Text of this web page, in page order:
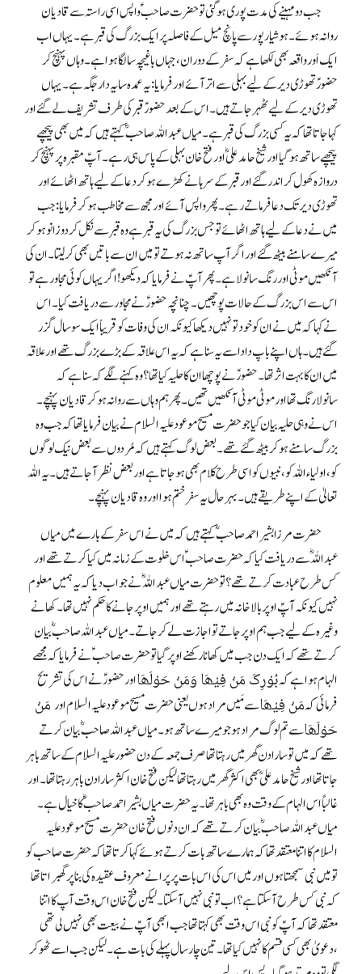
جب دو مہینے کی مدت پوری ہو گئی تو حضرت صاحبؑ واپس اسی راستہ سے قادیان
روانہ ہوئے۔ ہوشیار پور سے پانچ میل کے فاصلہ پر ایک بزرگ کی قبر ہے۔ یہاں اب
ایک اَور واقعہ بھی لکھا ہے کہ سفر کے دوران، جہاں باغیچہ سالگا ہوا ہے۔ وہاں پہنچ کر
حضورؑ تھوڑی دیر کےلیے بہلی سے اتر آئے اور فرمایا :یہ عمدہ سایہ دار جگہ ہے۔ یہاں
تھوڑی دیر کےلیے ٹھہر جاتے ہیں۔ اس کے بعد حضورؑ قبر کی طرف تشریف لے گئے اور
کہا جاتا تھا کہ یہ کسی بزرگ کی قبر ہے۔ میاں عبداللہ صاحبؓ کہتے ہیں کہ میں بھی پیچھے
پیچھے ساتھ ہو گیا اور شیخ حامد علیؓ اور فتح خان بہلی کے پاس ہی رہے۔ آپؑ مقبرہ پر پہنچ کر
دروازہ کھول کر اندر گئے اور قبر کے سرہانے کھڑے ہو کر دعا کے لیے ہاتھ اٹھائے اور
تھوڑی دیر تک دعا فرماتے رہے۔ پھر واپس آئے اور مجھ سے مخاطب ہو کر فرمایا :جب
میں نے دعا کے لیے ہاتھ اٹھائے تو جس بزرگ کی یہ قبر ہے وہ قبر سے نکل کر دوزانو ہو کر
میرے سامنے بیٹھ گئے اور اگر آپ ساتھ نہ ہوتے تو میں ان سے باتیں بھی کر لیتا۔ ان کی
آنکھیں موٹی اور رنگ سانولا ہے۔ پھر آپؑ نے فرمایا کہ دیکھو! اگر یہاں کوئی مجاور ہے تو
اس سے اس بزرگ کے حالات پوچھیں۔ چنانچہ حضورؑ نے مجاور سے دریافت کیا۔ اس
نے کہا کہ میں نے ان کو خود تو نہیں دیکھا کیونکہ ان کی وفات کو قریباً ایک سو سال گزر
گئے ہیں۔ ہاں اپنے باپ دادا سے یہ سنا ہے کہ یہ اس علاقہ کے بڑے بزرگ تھے اور علاقہ
میں ان کا بہت اثر تھا۔ حضورؑ نے پوچھا ان کا حلیہ کیا تھا؟ وہ کہنے لگے کہ سنا ہے کہ
سانولارنگ تھا اور موٹی موٹی آنکھیں تھیں۔ پھر ہم وہاں سے روانہ ہو کر قادیان پہنچے۔
اس نے وہی حلیہ بیان کیا جو حضرت مسیح موعود علیہ السلام نے بیان فرمایا تھا کہ جب وہ
بزرگ سامنے ہو کر بیٹھ گئے تھے۔ بعض لوگ کہتے ہیں کہ مُردوں سے بعض نیک لوگوں
کو ،اولیاء اللہ کو ،نبیوں کو اسی طرح کلام بھی ہو جاتا ہے اور بعض نظر آ جاتے ہیں۔ یہ اللہ
تعالیٰ کے اپنے طریقے ہیں۔ بہرحال یہ سفر ختم ہوا اور وہ قادیان پہنچے۔
حضرت مرزا بشیر احمد صاحبؓ کہتے ہیں کہ میں نے اس سفر کے بارے میں میاں
عبداللہؓ سے دریافت کیا کہ حضرت صاحبؑ اس خلوت کے زمانہ میں کیا کرتے تھے اور
کس طرح عبادت کرتے تھے؟ تو حضرت میاں عبداللہؓ نے جواب دیا کہ یہ ہمیں معلوم
نہیں کیونکہ آپؑ اوپر بالا خانہ میں رہتے تھے اور ہمیں اوپر جانے کا حکم نہیں تھا۔ کھانے
وغیرہ کے لیے جب ہم اوپر جاتے تو اجازت لے کر جاتے۔ میاں عبداللہ صاحبؓ بیان
کرتے تھے کہ ایک دن جب میں کھانا رکھنے او پر گیا تو حضرت صاحبؑ نے فرمایا کہ مجھے
الہام ہوا ہے کہبُوْرِکَ مَنْ فِیْھَا وَمَنْ حَوْلَھَااورحضورؑ نے اس کی تشریح
فرمائی کہمَنْ فِیْھَاسے مَیں مراد ہوں یعنی حضرت مسیح موعود علیہ السلام اورمَنْ
حَوْلَھَاسے تم لوگ مراد ہو جو میرے ساتھ ہو۔ میاں عبداللہ صاحبؓ بیان کرتے
تھے کہ میں تو سارا دن گھر میں رہتا تھا صرف جمعہ کے دن حضور علیہ السلام کے ساتھ باہر
جاتا تھا اور شیخ حامد علیؓ بھی اکثر گھر میں رہتا تھا لیکن فتح خان اکثر سارا دن باہر رہتا تھا۔ اور
غالباً اس الہام کے وقت وہ بھی باہر تھا۔ یہ حضرت میاں بشیر احمد صاحب ؓکا خیال ہے۔
میاں عبداللہ صاحبؓ بیان کرتے تھے کہ ان دنوں فتح خان حضرت مسیح موعود علیہ
السلام کا اتنا معتقد تھا کہ ہمارے ساتھ بات کرتے ہوئے کہا کرتا تھا کہ حضرت صاحب کو
تو میں نبی سمجھتا ہوں اور میں اس کی اس بات پر پرانے معروف عقیدہ کی بناپر گھبرا تا تھا
کہ نبی کس طرح آ سکتا ہے ؟اب تو نبی نہیں آ سکتا۔ لیکن فتح خان اس وقت آپ کا اتنا
معتقد تھا کہ آپؑ کو نبی اس وقت بھی کہتا تھا جب ابھی آپؑ نے بیعت بھی نہیں لی تھی
،دعویٰ بھی کسی قسم کا نہیں کیا تھا۔ تین چار سال پہلے کی بات ہے۔ لیکن جب اسے ٹھوکر